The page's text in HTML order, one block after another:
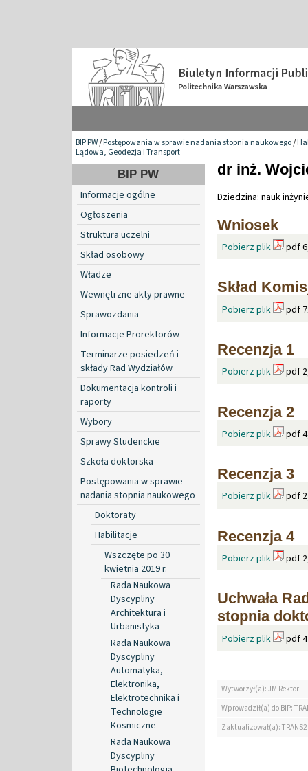
BIP PW/Postępowania w sprawie nadania stopnia naukowego/
Lądowa, Geodezja i Transport
BIP PW
Informacje ogólne
Ogłoszenia
Struktura uczelni
Skład osobowy
Władze
Wewnętrzne akty prawne
Sprawozdania
Informacje Prorektorów
Terminarze posiedzeń i
składy Rad Wydziałów
Dokumentacja kontroli i
raporty
Wybory
Sprawy Studenckie
Szkoła doktorska
Postępowania w sprawie
nadania stopnia naukowego
Doktoraty
Habilitacje
Wszczęte po 30
kwietnia 2019 r.
Rada Naukowa
Dyscypliny
Architektura i
Urbanistyka
Rada Naukowa
Dyscypliny
Automatyka,
Elektronika,
Elektrotechnika i
Technologie
Kosmiczne
Rada Naukowa
Dyscypliny
dr inż.
Dziedzina: nauk
Wniosek
Pobierz plik pdf
Skład
Pobierz plik pdf
Recenzja 1
Pobierz plik pdf
Recenzja 2
Pobierz plik pdf
Recenzja 3
Pobierz plik pdf
Recenzja 4
Pobierz plik pdf
Uchwała
stopnia
Pobierz plik pdf
Wytworzył(a): JM Rektor
Wprowadził(a) do BIP:
Zaktualizował(a):